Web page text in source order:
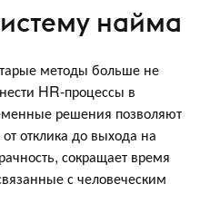
найма
методы больше не
HR-процессы в
решения позволяют
отклика до выхода на
сокращает время
с человеческим